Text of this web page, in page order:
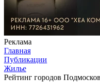
Реклама
Главная
Публикации
Жилье
Рейтинг городов